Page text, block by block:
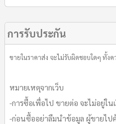
การรับประกัน
ขายในราคาส่ง จะไม่รับผิดชอบใดๆ ทั้ง
หมายเหตุจากเว็บ
-การซื้อเพื่อไป ขายต่อ จะไม่อยู่ใ
-ก่อนซื้ออย่าลืมนำข้อมูล ผู้ขายไ